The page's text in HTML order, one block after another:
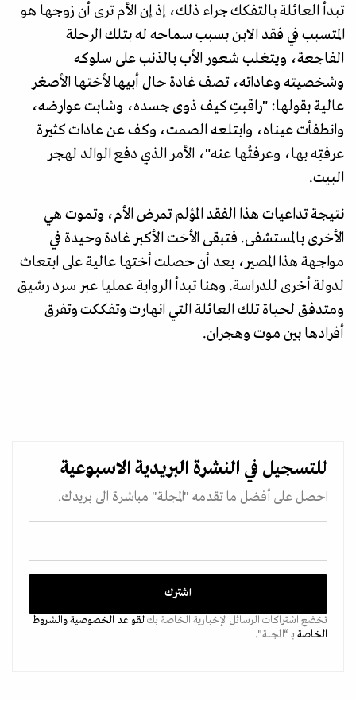
تبدأ العائلة بالتفكك جراء ذلك، إذ إن الأم ترى أن زوجها هو
المتسبب في فقد الابن بسبب سماحه له بتلك الرحلة
الفاجعة، ويتغلب شعور الأب بالذنب على سلوكه
وشخصيته وعاداته، تصف غادة حال أبيها لأختها الأصغر
عالية بقولها: "راقبتِ كيف ذوى جسده، وشابت عوارضه،
وانطفأت عيناه، وابتلعه الصمت، وكف عن عادات كثيرة
عرفتِه بها، وعرفتُها عنه"، الأمر الذي دفع الوالد لهجر
البيت.
نتيجة تداعيات هذا الفقد المؤلم تمرض الأم، وتموت هي
الأخرى بالمستشفى. فتبقى الأخت الأكبر غادة وحيدة في
مواجهة هذا المصير، بعد أن حصلت أختها عالية على ابتعاث
لدولة أخرى للدراسة. وهنا تبدأ الرواية عمليا عبر سرد رشيق
ومتدفق لحياة تلك العائلة التي انهارت وتفككت وتفرق
أفرادها بين موت وهجران.
للتسجيل في النشرة البريدية الاسبوعية
احصل على أفضل ما تقدمه "المجلة" مباشرة الى بريدك.
تخضع اشتراكات الرسائل الإخبارية الخاصة بكلقواعد الخصوصيةوالشروط
الخاصة بـ “المجلة".